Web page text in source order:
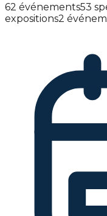
62 événements53
expositions2